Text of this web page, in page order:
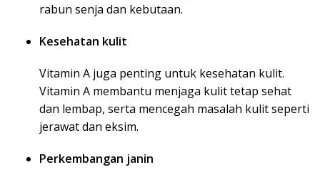
rabun senja dan kebutaan.
Kesehatan kulit
Vitamin A juga penting untuk kesehatan kulit.
Vitamin A membantu menjaga kulit tetap sehat
dan lembap, serta mencegah masalah kulit seperti
jerawat dan eksim.
Perkembangan janin